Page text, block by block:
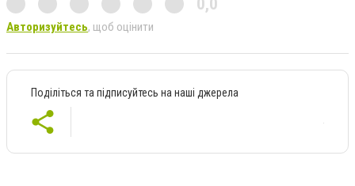
0,0
Авторизуйтесь, щоб оцінити
Поділіться та підписуйтесь на наші джерела